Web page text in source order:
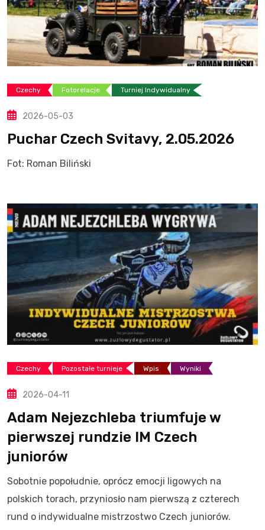
Czechy Fotorelacje Turniej Indywidualny
2026-05-03
Puchar Czech Svitavy, 2.05.2026
Fot: Roman Biliński
Czechy Pozostałe turnieje Wpis Wyniki
2026-04-11
Adam Nejezchleba triumfuje w
pierwszej rundzie IM Czech
juniorów
Sobotnie popołudnie, oprócz emocji ligowych na
polskich torach, przyniosło nam pierwszą z czterech
rund o indywidualne mistrzostwo Czech juniorów.